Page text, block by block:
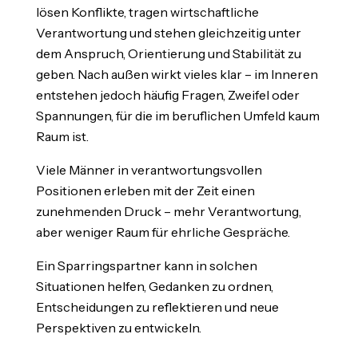
lösen Konflikte, tragen wirtschaftliche
Verantwortung und stehen gleichzeitig unter
dem Anspruch, Orientierung und Stabilität zu
geben. Nach außen wirkt vieles klar – im Inneren
entstehen jedoch häufig Fragen, Zweifel oder
Spannungen, für die im beruflichen Umfeld kaum
Raum ist.
Viele Männer in verantwortungsvollen
Positionen erleben mit der Zeit einen
zunehmenden Druck – mehr Verantwortung,
aber weniger Raum für ehrliche Gespräche.
Ein Sparringspartner kann in solchen
Situationen helfen, Gedanken zu ordnen,
Entscheidungen zu reflektieren und neue
Perspektiven zu entwickeln.